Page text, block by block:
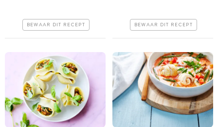
Makkelijk
BEWAAR DIT RECEPT Makkelijk
BEWAAR DIT RECEPT